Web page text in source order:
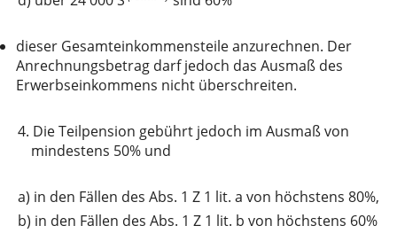
dieser Gesamteinkommensteile anzurechnen. Der
Anrechnungsbetrag darf jedoch das Ausmaß des
Erwerbseinkommens nicht überschreiten.
4. Die Teilpension gebührt jedoch im Ausmaß von
mindestens 50% und
a) in den Fällen des Abs. 1 Z 1 lit. a von höchstens 80%,
b) in den Fällen des Abs. 1 Z 1 lit. b von höchstens 60%